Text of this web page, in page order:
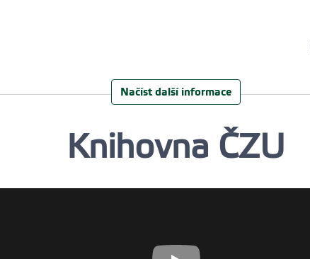
Načíst další informace
Knihovna ČZU